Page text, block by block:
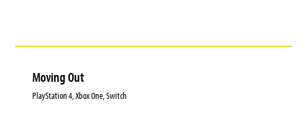
Moving Out
PlayStation 4, Xbox One, Switch